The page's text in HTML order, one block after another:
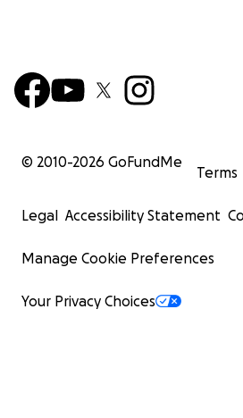
© 2010-2026 GoFundMe
Terms
Legal Accessibility Statement
Manage Cookie Preferences
Your Privacy Choices